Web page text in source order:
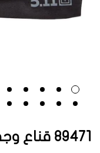
89471 قناع وجه عسكري هالو